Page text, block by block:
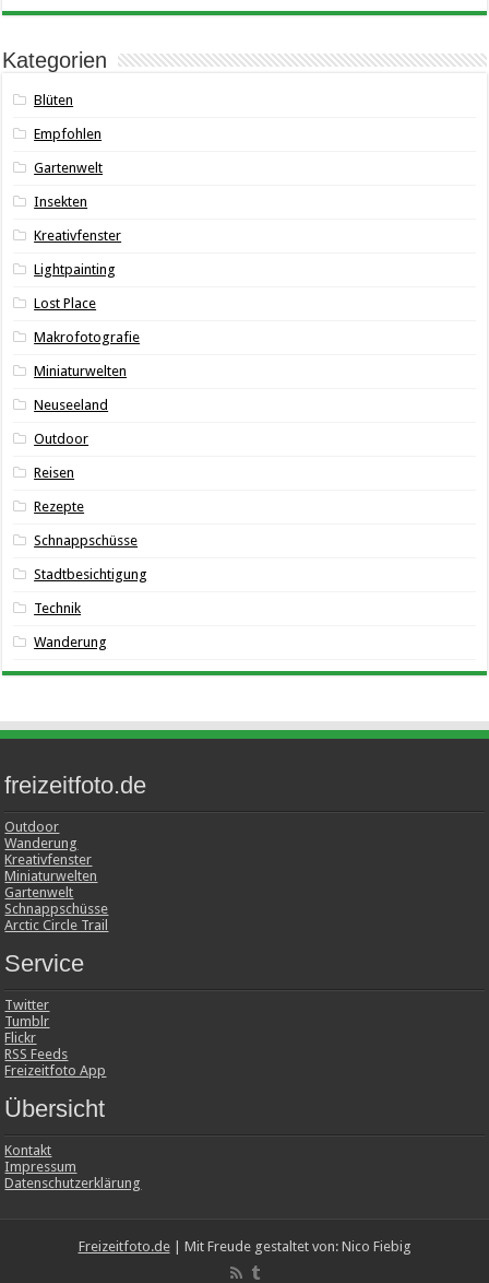
Kategorien
Blüten
Empfohlen
Gartenwelt
Insekten
Kreativfenster
Lightpainting
Lost Place
Makrofotografie
Miniaturwelten
Neuseeland
Outdoor
Reisen
Rezepte
Schnappschüsse
Stadtbesichtigung
Technik
Wanderung
freizeitfoto.de
Outdoor
Wanderung
Kreativfenster
Miniaturwelten
Gartenwelt
Schnappschüsse
Arctic Circle Trail
Service
Twitter
Tumblr
Flickr
RSS Feeds
Freizeitfoto App
Übersicht
Kontakt
Impressum
Datenschutzerklärung
Freizeitfoto.de| Mit Freude gestaltet von: Nico Fiebig